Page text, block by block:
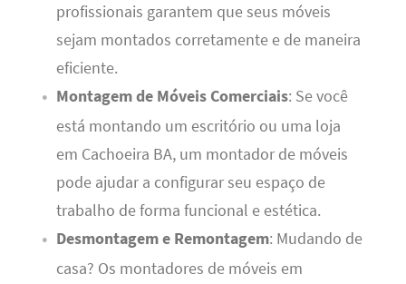
profissionais garantem que seus móveis
sejam montados corretamente e de maneira
eficiente.
Montagem de Móveis Comerciais: Se você
está montando um escritório ou uma loja
em Cachoeira BA, um montador de móveis
pode ajudar a configurar seu espaço de
trabalho de forma funcional e estética.
Desmontagem e Remontagem: Mudando de
casa? Os montadores de móveis em